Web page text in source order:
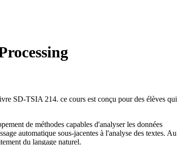
SD-TSIA 214. ce cours est conçu pour des élèves qui
de méthodes capables d'analyser les données
automatique sous-jacentes à l'analyse des textes. Au
du langage naturel.